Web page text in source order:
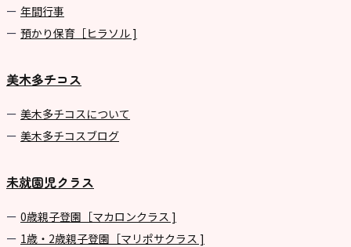
年間⾏事
預かり保育［ヒラソル ]
美木多チコス
美⽊多チコスについて
美⽊多チコスブログ
未就園児クラス
0歳親子登園［マカロンクラス ]
1歳・2歳親子登園［マリポサクラス ]